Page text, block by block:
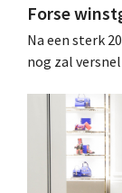
Forse
Na een sterk
nog zal